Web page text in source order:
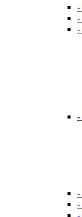
-
-
-
-
-
-
-